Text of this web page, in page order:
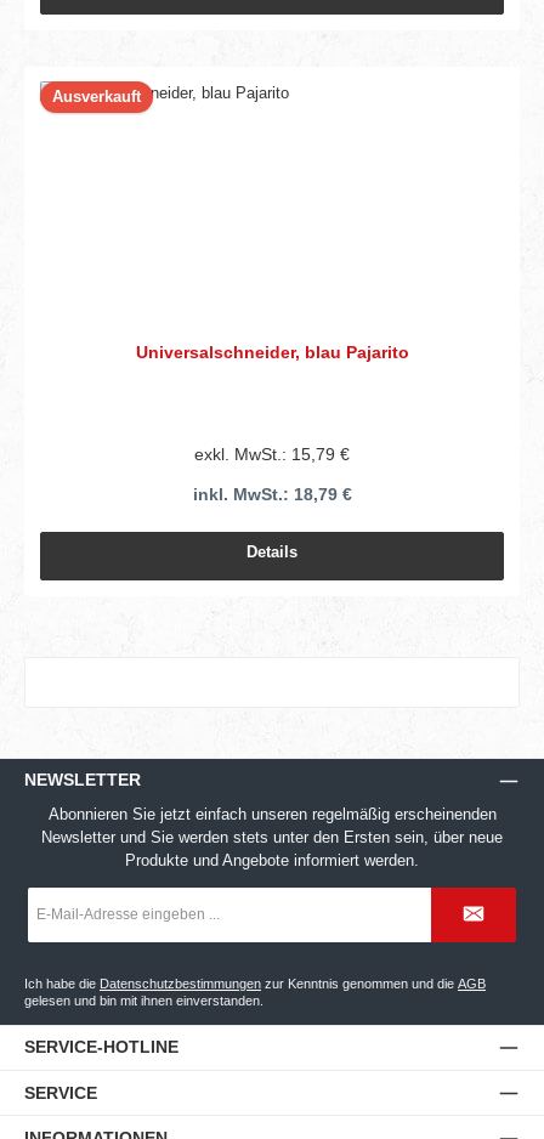
Ausverkauft
Universalschneider, blau Pajarito
exkl. MwSt.: 15,79 €
inkl. MwSt.: 18,79 €
Details
NEWSLETTER
Abonnieren Sie jetzt einfach unseren regelmäßig erscheinenden
Newsletter und Sie werden stets unter den Ersten sein, über neue
Produkte und Angebote informiert werden.
Mail-
*
Ich habe die Datenschutzbestimmungen zur Kenntnis genommen und die AGB
gelesen und bin mit ihnen einverstanden.
SERVICE-HOTLINE
SERVICE